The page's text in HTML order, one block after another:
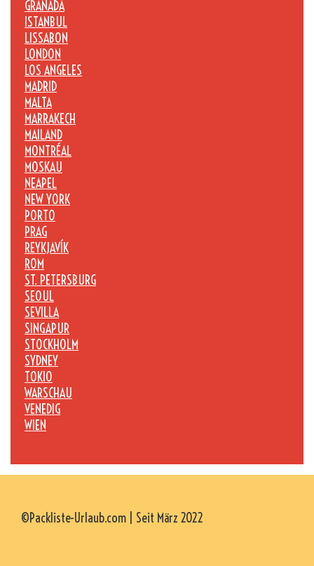
GRANADA
ISTANBUL
LISSABON
LONDON
LOS ANGELES
MADRID
MALTA
MARRAKECH
MAILAND
MONTRÉAL
MOSKAU
NEAPEL
NEW YORK
PORTO
PRAG
REYKJAVÍK
ROM
ST. PETERSBURG
SEOUL
SEVILLA
SINGAPUR
STOCKHOLM
SYDNEY
TOKIO
WARSCHAU
VENEDIG
WIEN
©Packliste-Urlaub.com | Seit März 2022